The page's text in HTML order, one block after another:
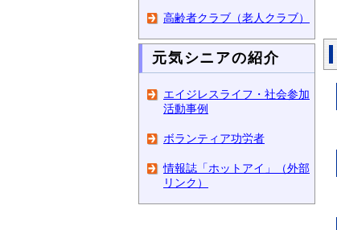
高齢者クラブ（老人クラブ）
元気シニアの紹介
エイジレスライフ・社会参加
活動事例
ボランティア功労者
情報誌「ホットアイ」（外部
リンク）